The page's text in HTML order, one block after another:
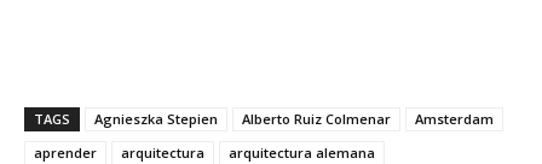
TAGS Agnieszka Stepien Alberto Ruiz Colmenar
Amsterdam
aprender
arquitectura
arquitectura alemana